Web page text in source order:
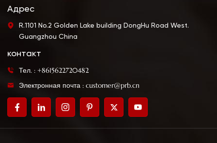
тушения, гриля, жарки,
и приготовления
крахмалистого соуса.
семейных кухонь.
использовании.
Адрес
R.1101 No.2 Golden Lake building DongHu Road West.
Guangzhou China
контакт
Тел. : +8615622720482
Электронная почта : customer@prb.cn